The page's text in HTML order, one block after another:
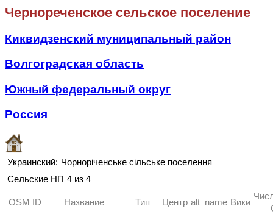
Чернореченское сельское поселение
Киквидзенский муниципальный район
Волгоградская область
Южный федеральный округ
Россия
Украинский: Чорноріченське сільське поселення
Сельские НП 4 из 4
OSM ID Название Тип Центр alt_name Вики